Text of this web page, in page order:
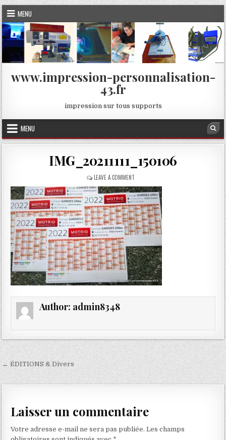
Skip
to
content
MENU
www.impression-personnalisation-
43.fr
impression sur tous supports
MENU
IMG_20211111_150106
LEAVE A COMMENTON
IMG_20211111_150106
Author: admin8348
Navigation
de
← ÉDITIONS & Divers
Laisser un commentaire
Votre adresse e-mail ne sera pas publiée. Les champs